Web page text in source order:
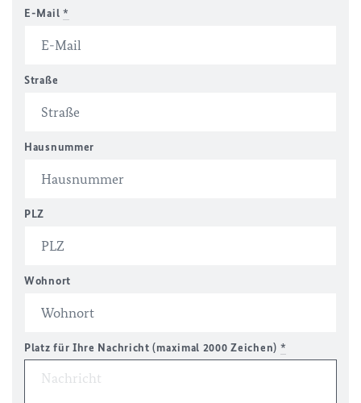
E-Mail *
Straße
Hausnummer
PLZ
Wohnort
Platz für Ihre Nachricht (maximal 2000 Zeichen) *